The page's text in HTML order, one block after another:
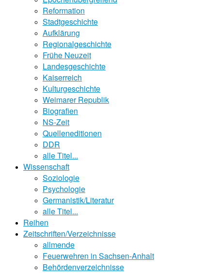
Reformation
Stadtgeschichte
Aufklärung
Regionalgeschichte
Frühe Neuzeit
Landesgeschichte
Kaiserreich
Kulturgeschichte
Weimarer Republik
Biografien
NS-Zeit
Quelleneditionen
DDR
alle Titel...
Wissenschaft
Soziologie
Psychologie
Germanistik/Literatur
alle Titel...
Reihen
Zeitschriften/Verzeichnisse
allmende
Feuerwehren in Sachsen-Anhalt
Behördenverzeichnisse